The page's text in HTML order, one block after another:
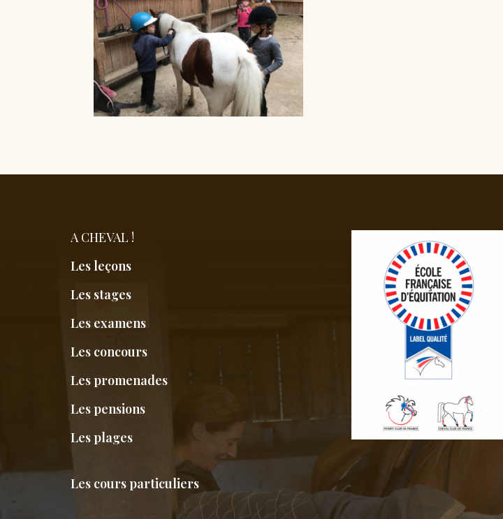
A CHEVAL !
Les leçons
Les stages
Les examens
Les concours
Les promenades
Les pensions
Les plages
Les cours particuliers